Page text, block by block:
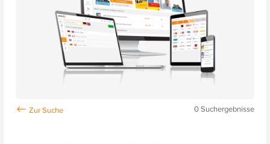
0Suchergebnisse